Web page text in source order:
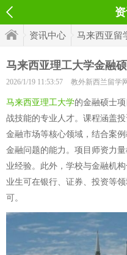
资讯中心 马来西亚留
马来西亚理工大学金融
2026/1/19 11:53:57 教外新西兰留学
马来西亚理工大学的金融硕士
战技能的专业人才。课程涵盖
金融市场等核心领域，结合案
金融问题的能力。项目师资力
业经验。此外，学校与金融机
业生可在银行、证券、投资等
可。